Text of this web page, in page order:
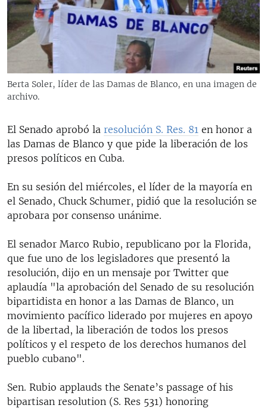
RADIO MARTÍ
ESPECIALES
ESPECIALES
LA REALIDAD DE LA VIVIENDA EN CUBA
SER VIEJO EN CUBA
LOS SANTOS DE HIALEAH
DESINFORMACIÓN RUSA EN AMÉRICA LATINA
LA INVASIÓN DE RUSIA A UCRANIA
MULTIMEDIA
EDITORIALES
Berta Soler, líder de las Damas de Blanco, en una imagen de
archivo.
El Senado aprobó la resolución S. Res. 81 en honor a
las Damas de Blanco y que pide la liberación de los
presos políticos en Cuba.
En su sesión del miércoles, el líder de la mayoría en
el Senado, Chuck Schumer, pidió que la resolución se
aprobara por consenso unánime.
El senador Marco Rubio, republicano por la Florida,
que fue uno de los legisladores que presentó la
resolución, dijo en un mensaje por Twitter que
aplaudía "la aprobación del Senado de su resolución
bipartidista en honor a las Damas de Blanco, un
movimiento pacífico liderado por mujeres en apoyo
de la libertad, la liberación de todos los presos
políticos y el respeto de los derechos humanos del
pueblo cubano".
Sen. Rubio applauds the Senate’s passage of his
bipartisan resolution (S. Res 531) honoring